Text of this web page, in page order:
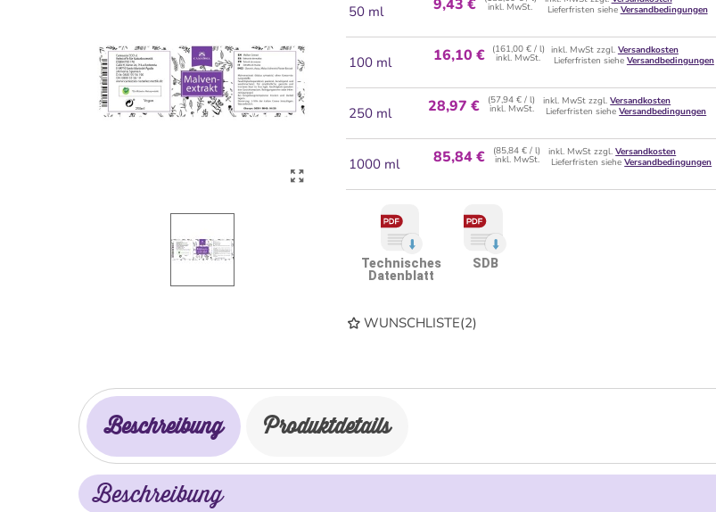
50 ml 9,43 € inkl. MwSt.
Lieferfristen siehe Versandbedingungen
100 ml 16,10 € (161,00 € / l)
inkl. MwSt.
inkl. MwSt zzgl. Versandkosten
Lieferfristen siehe Versandbedingungen
250 ml 28,97 € (57,94 € / l)
inkl. MwSt.
inkl. MwSt zzgl.Versandkosten
Lieferfristen sieheVersandbedingungen
1000 ml 85,84 € (85,84 € / l)
inkl. MwSt.
inkl. MwSt zzgl.Versandkosten
Lieferfristen sieheVersandbedingungen
Technisches
Datenblatt
SDB
WUNSCHLISTE(2)
Beschreibung Produktdetails
Beschreibung